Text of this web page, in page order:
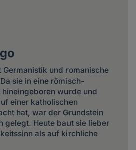
und romanische
sie in eine römisch-
wurde und
einer katholischen
hat, war der Grundstein
gelegt. Heute baut sie lieber
als auf kirchliche